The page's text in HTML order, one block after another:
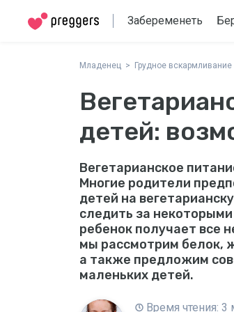
Забеременеть
Младенец Грудное вскармливание
детей:
Вегетарианское
Многие родители
детей на
следить за
ребенок получает все
мы рассмотрим белок,
а также предложим
маленьких детей.
Время чтения: 3